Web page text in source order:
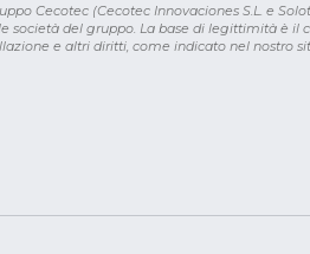
Cecotec (Cecotec Innovaciones S.L. e
società del gruppo. La base di legittimità è il
e altri diritti, come indicato nel nostro